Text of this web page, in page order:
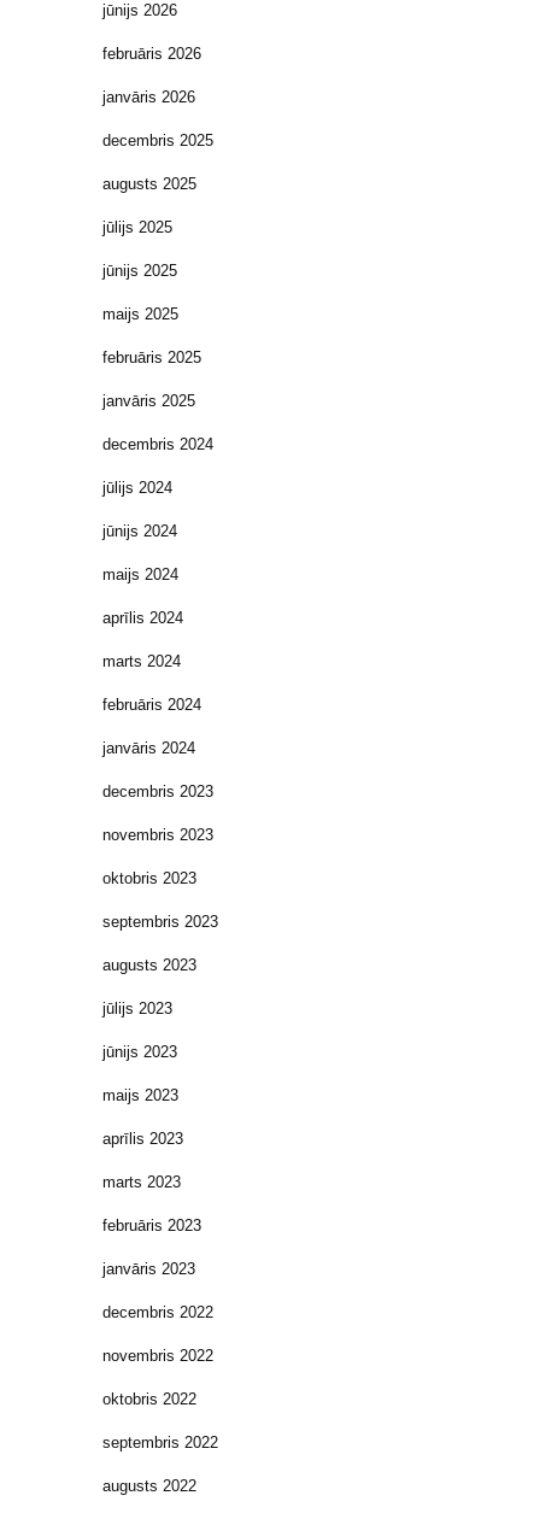
jūnijs 2026
februāris 2026
janvāris 2026
decembris 2025
augusts 2025
jūlijs 2025
jūnijs 2025
maijs 2025
februāris 2025
janvāris 2025
decembris 2024
jūlijs 2024
jūnijs 2024
maijs 2024
aprīlis 2024
marts 2024
februāris 2024
janvāris 2024
decembris 2023
novembris 2023
oktobris 2023
septembris 2023
augusts 2023
jūlijs 2023
jūnijs 2023
maijs 2023
aprīlis 2023
marts 2023
februāris 2023
janvāris 2023
decembris 2022
novembris 2022
oktobris 2022
septembris 2022
augusts 2022